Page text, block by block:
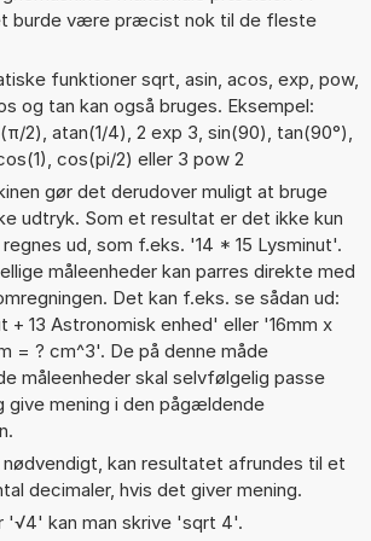
burde være præcist nok til de fleste
funktioner sqrt, asin, acos, exp, pow,
og tan kan også bruges. Eksempel:
2), atan(1/4), 2 exp 3, sin(90), tan(90°),
cos(pi/2) eller 3 pow 2
gør det derudover muligt at bruge
udtryk. Som et resultat er det ikke kun
ud, som f.eks. '14 * 15 Lysminut'.
måleenheder kan parres direkte med
Det kan f.eks. se sådan ud:
+ 13 Astronomisk enhed' eller '16mm x
= ? cm^3'. De på denne måde
måleenheder skal selvfølgelig passe
give mening i den pågældende
kan resultatet afrundes til et
decimaler, hvis det giver mening.
'√4' kan man skrive 'sqrt 4'.